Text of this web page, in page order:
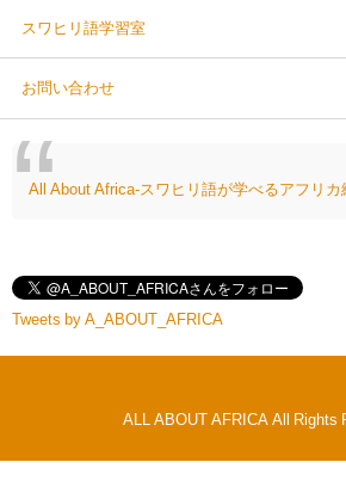
スワヒリ語学習室
お問い合わせ
All About Africa-スワヒリ語が学べるアフリカ
Tweets by A_ABOUT_AFRICA
ALL ABOUT AFRICA All Rights